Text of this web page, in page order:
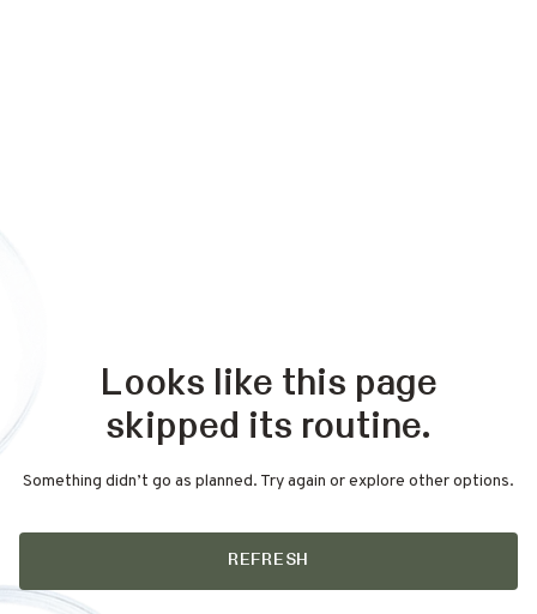
Looks like this page
skipped its routine.
Something didn’t go as planned. Try again or explore other options.
REFRESH